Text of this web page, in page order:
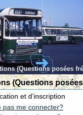
(Questions posées
(Questions
et d’inscription
pas me connecter?